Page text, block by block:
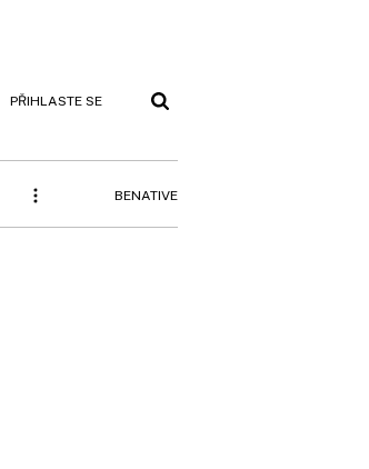
PŘIHLASTE SE
BENATIVE